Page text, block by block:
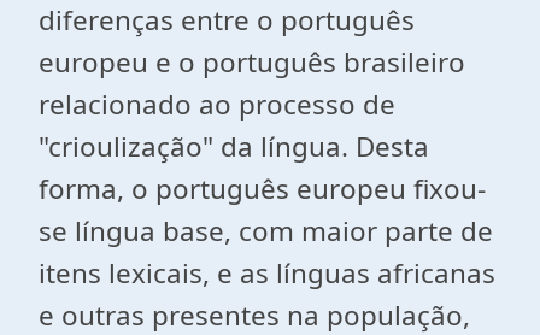
diferenças entre o português
europeu e o português brasileiro
relacionado ao processo de
"crioulização" da língua. Desta
forma, o português europeu fixou-
se língua base, com maior parte de
itens lexicais, e as línguas africanas
e outras presentes na população,